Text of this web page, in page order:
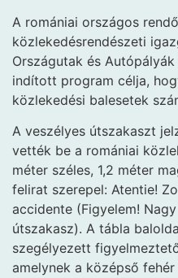
A romániai országos
közlekedésrendészeti
Országutak és
indított program célja,
közlekedési balesetek
A veszélyes útszakaszt
vették be a romániai
méter széles, 1,2 méter
felirat szerepel: Atentie!
accidente (Figyelem!
útszakasz). A tábla
szegélyezett
amelynek a középső